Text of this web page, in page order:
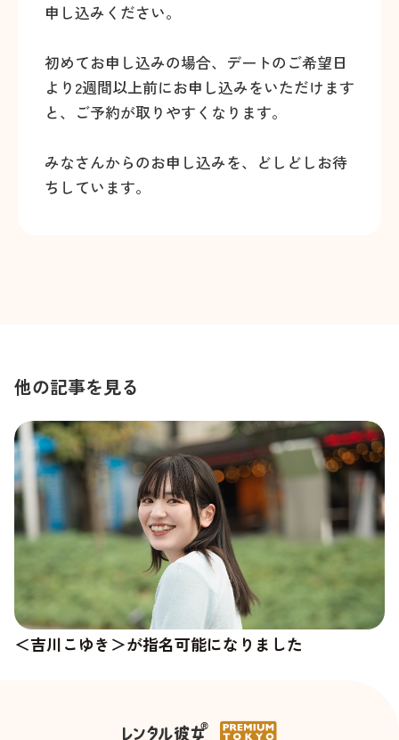
申し込みください。
初めてお申し込みの場合、デートのご希望日
より2週間以上前にお申し込みをいただけます
と、ご予約が取りやすくなります。
みなさんからのお申し込みを、どしどしお待
ちしています。
他の記事を見る
＜吉川こゆき＞が指名可能になりました